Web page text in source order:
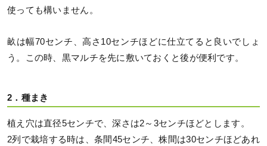
使っても構いません。
畝は幅70センチ、高さ10センチほどに仕立てると良いでしょ
う。この時、黒マルチを先に敷いておくと後が便利です。
2．種まき
植え穴は直径5センチで、深さは2～3センチほどとします。
2列で栽培する時は、条間45センチ、株間は30センチほどあれ